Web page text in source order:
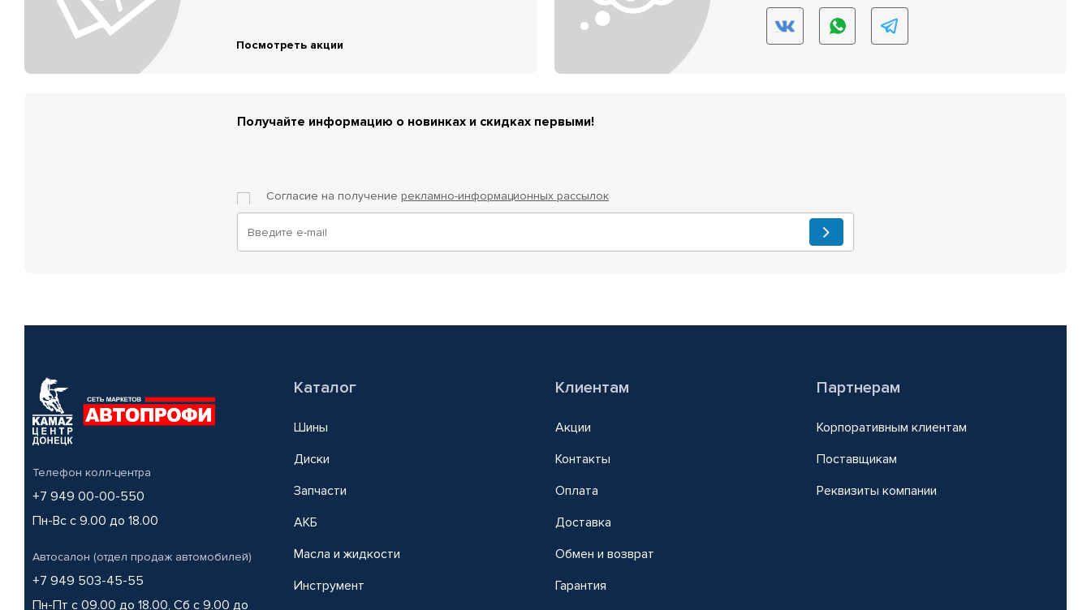
Посмотреть акции
Получайте информацию о новинках и скидках первыми!
Согласие на получение рекламно-информационных рассылок
Телефон колл-центра
+7 949 00-00-550
Пн-Вс с 9.00 до 18.00
Автосалон (отдел продаж автомобилей)
+7 949 503-45-55
Пн-Пт с 09.00 до 18.00, Сб с 9.00 до
Каталог
Шины
Диски
Запчасти
АКБ
Масла и жидкости
Инструмент
Клиентам
Акции
Контакты
Оплата
Доставка
Обмен и возврат
Гарантия
Партнерам
Корпоративным клиентам
Поставщикам
Реквизиты компании